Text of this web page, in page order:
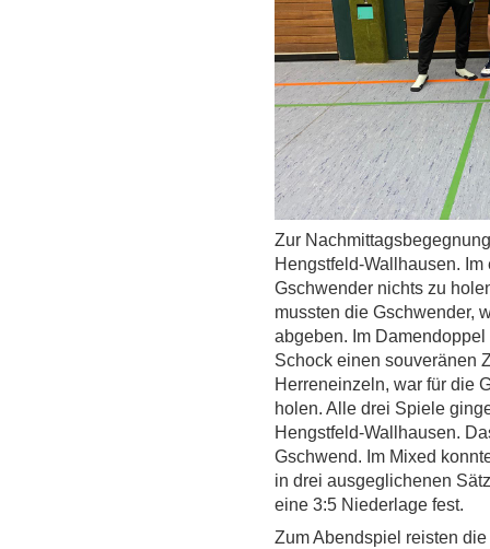
Zur
Hengstfeld-Wallhausen.
Gschwender nichts zu
mussten die Gschwender,
abgeben. Im
Schock einen souveränen
Herreneinzeln, war für die
holen. Alle drei Spiele
Hengstfeld-Wallhausen.
Gschwend. Im Mixed
in drei ausgeglichenen
eine 3:5 Niederlage fest.
Zum Abendspiel reisten